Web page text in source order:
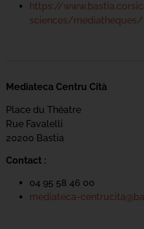
https://
sciences/mediatheques/
Mediateca Centru Cità
Place du Théatre
Rue Favalelli
20200 Bastia
Contact :
04 95 58 46 00
mediateca-